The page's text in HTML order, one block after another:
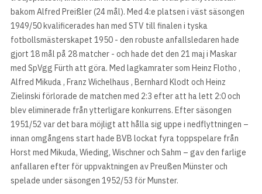
bakom Alfred Preißler (24 mål). Med 4:e platsen i väst säsongen
1949/50 kvalificerades han med STV till finalen i tyska
fotbollsmästerskapet 1950 - den robuste anfallsledaren hade
gjort 18 mål på 28 matcher - och hade det den 21 maj i Maskar
med SpVgg Fürth att göra. Med lagkamrater som Heinz Flotho ,
Alfred Mikuda , Franz Wichelhaus , Bernhard Klodt och Heinz
Zielinski förlorade de matchen med 2:3 efter att ha lett 2:0 och
blev eliminerade från ytterligare konkurrens. Efter säsongen
1951/52 var det bara möjligt att hålla sig uppe i nedflyttningen –
innan omgångens start hade BVB lockat fyra toppspelare från
Horst med Mikuda, Wieding, Wischner och Sahm – gav den farlige
anfallaren efter för uppvaktningen av Preußen Münster och
spelade under säsongen 1952/53 för Munster.